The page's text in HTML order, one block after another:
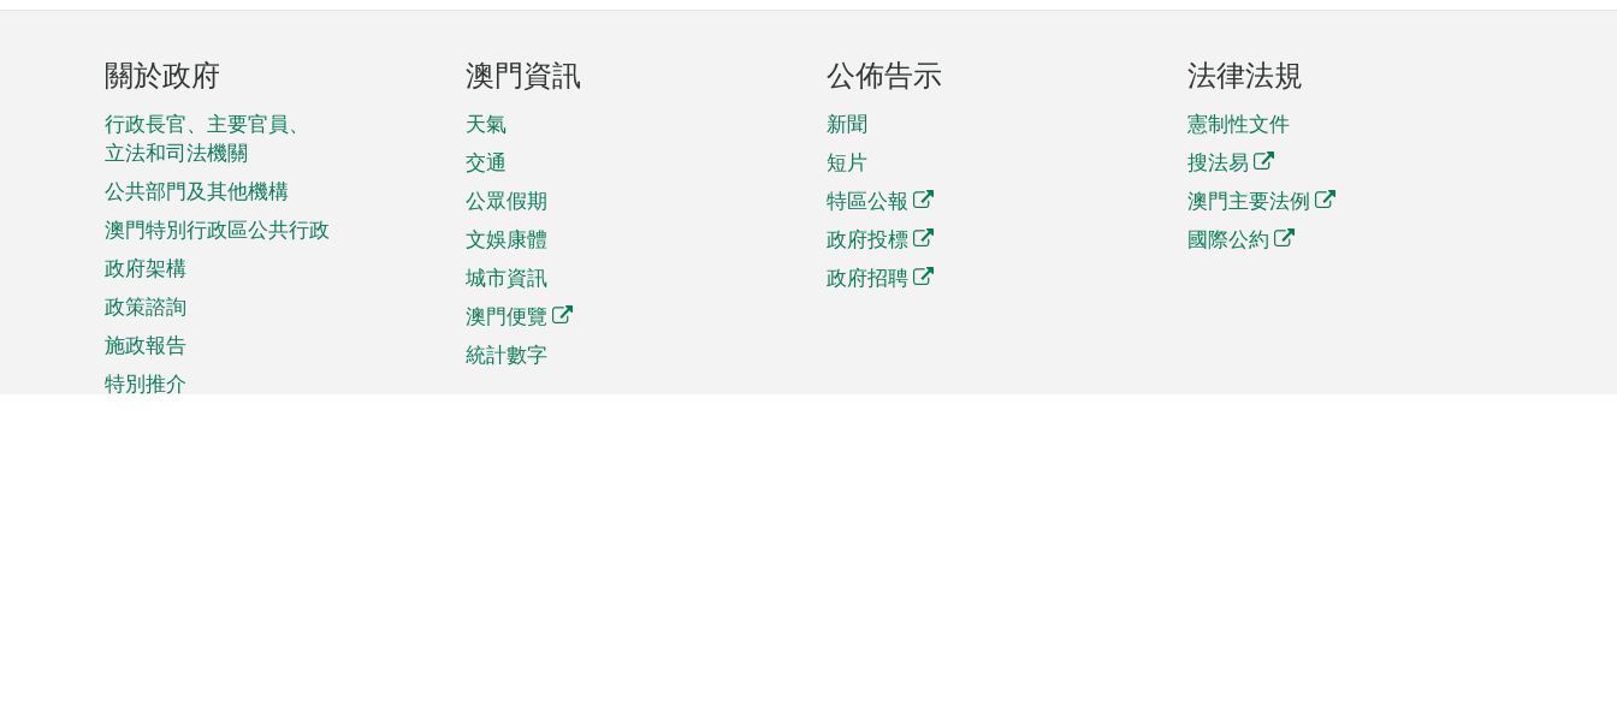
頁
腳
菜
單
關於政府
行政長官、主要官員、
立法和司法機關
公共部門及其他機構
澳門特別行政區公共行政
政府架構
政策諮詢
施政報告
特別推介
澳門資訊
天氣
交通
公眾假期
文娛康體
城市資訊
澳門便覽
統計數字
公佈告示
新聞
短片
特區公報
政府投標
政府招聘
法律法規
憲制性文件
搜法易
澳門主要法例
國際公約